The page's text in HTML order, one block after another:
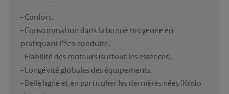
- Confort.
- Consommation dans la bonne moyenne en
pratiquant l'éco conduite.
- Fiabilité des moteurs (surtout les essences).
- Longévité globales des équipements.
- Belle ligne et en particulier les dernières nées (Kodo